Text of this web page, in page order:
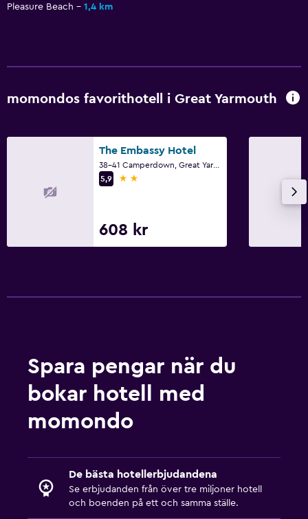
Badrum
Badmössa
Toalett
Biljardbord
Fågelskådning
Affärscentrum
Väckningsservice
Pleasure Beach
1,4 km
momondos favorithotell i Great Yarmouth
The Embassy Hotel
38-41 Camperdown, Great Yarmouth
5,9
2 stjärnor
608 kr
Spara pengar när du
bokar hotell med
momondo
De bästa hotellerbjudandena
Se erbjudanden från över tre miljoner hotell
och boenden på ett och samma ställe.